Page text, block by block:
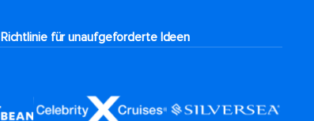
Richtlinie für unaufgeforderte Ideen